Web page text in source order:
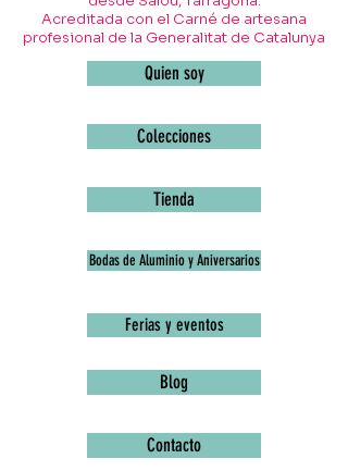
Acreditada con el Carné de artesana
profesional de la Generalitat de Catalunya
Quien soy
Colecciones
Tienda
Bodas de Aluminio y Aniversarios
Ferias y eventos
Blog
Contacto